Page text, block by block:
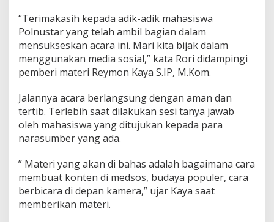
“Terimakasih kepada adik-adik mahasiswa
Polnustar yang telah ambil bagian dalam
mensukseskan acara ini. Mari kita bijak dalam
menggunakan media sosial,” kata Rori didampingi
pemberi materi Reymon Kaya S.IP, M.Kom.
Jalannya acara berlangsung dengan aman dan
tertib. Terlebih saat dilakukan sesi tanya jawab
oleh mahasiswa yang ditujukan kepada para
narasumber yang ada.
” Materi yang akan di bahas adalah bagaimana cara
membuat konten di medsos, budaya populer, cara
berbicara di depan kamera,” ujar Kaya saat
memberikan materi.